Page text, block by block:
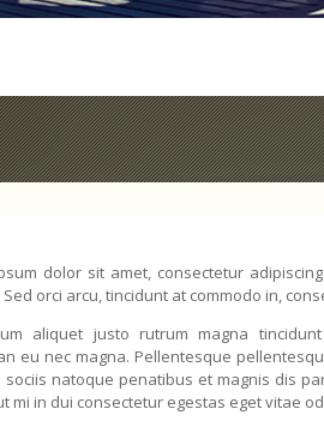
dolor sit amet, consectetur
Sed orci arcu, tincidunt at commodo in,
aliquet justo rutrum magna
eu nec magna. Pellentesque
sociis natoque penatibus et magnis dis
mi in dui consectetur egestas eget vitae